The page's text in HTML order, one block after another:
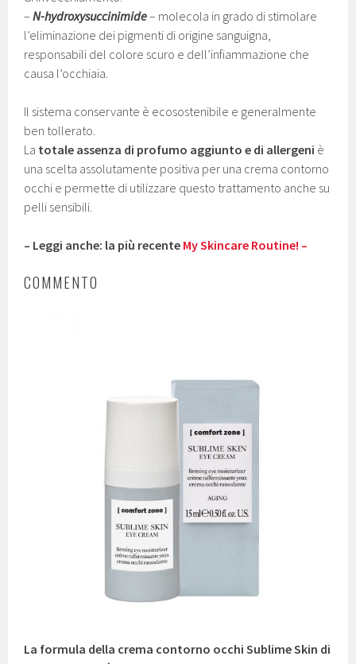
–N-hydroxysuccinimide– molecola in grado di stimolare
l’eliminazione dei pigmenti di origine sanguigna,
responsabili del colore scuro e dell’infiammazione che
causa l’occhiaia.
Il sistema conservante è ecosostenibile e generalmente
ben tollerato.
La totale assenza di profumo aggiunto e di allergeni è
una scelta assolutamente positiva per una crema contorno
occhi e permette di utilizzare questo trattamento anche su
pelli sensibili.
– Leggi anche: la più recente My Skincare Routine! –
COMMENTO
La formula della crema contorno occhi Sublime Skin di